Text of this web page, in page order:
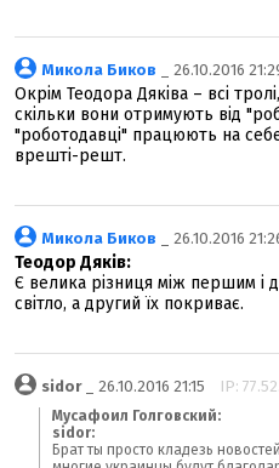
Микола Биков _ 26.10.2016
Окрім Теодора Дяківа – всі
скільки вони отримують від
"роботодавці" працюють на
врешті-решт.
Микола Биков _ 26.10.2016
Теодор Дяків:
Є велика різниця між першим і
світло, а другий їх покриває.
sidor_ 26.10.2016 21:15 IP:
Мусафоил Голговский:
sidor:
Брат ты просто кладезь